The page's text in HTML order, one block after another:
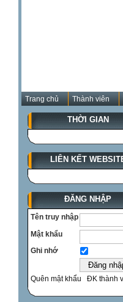
Trang chủ Thành viên
THỜI GIAN
LIÊN KẾT
ĐĂNG NHẬP
Tên truy nhập
Mật khẩu
Ghi nhớ
Quên mật khẩu ĐK thành